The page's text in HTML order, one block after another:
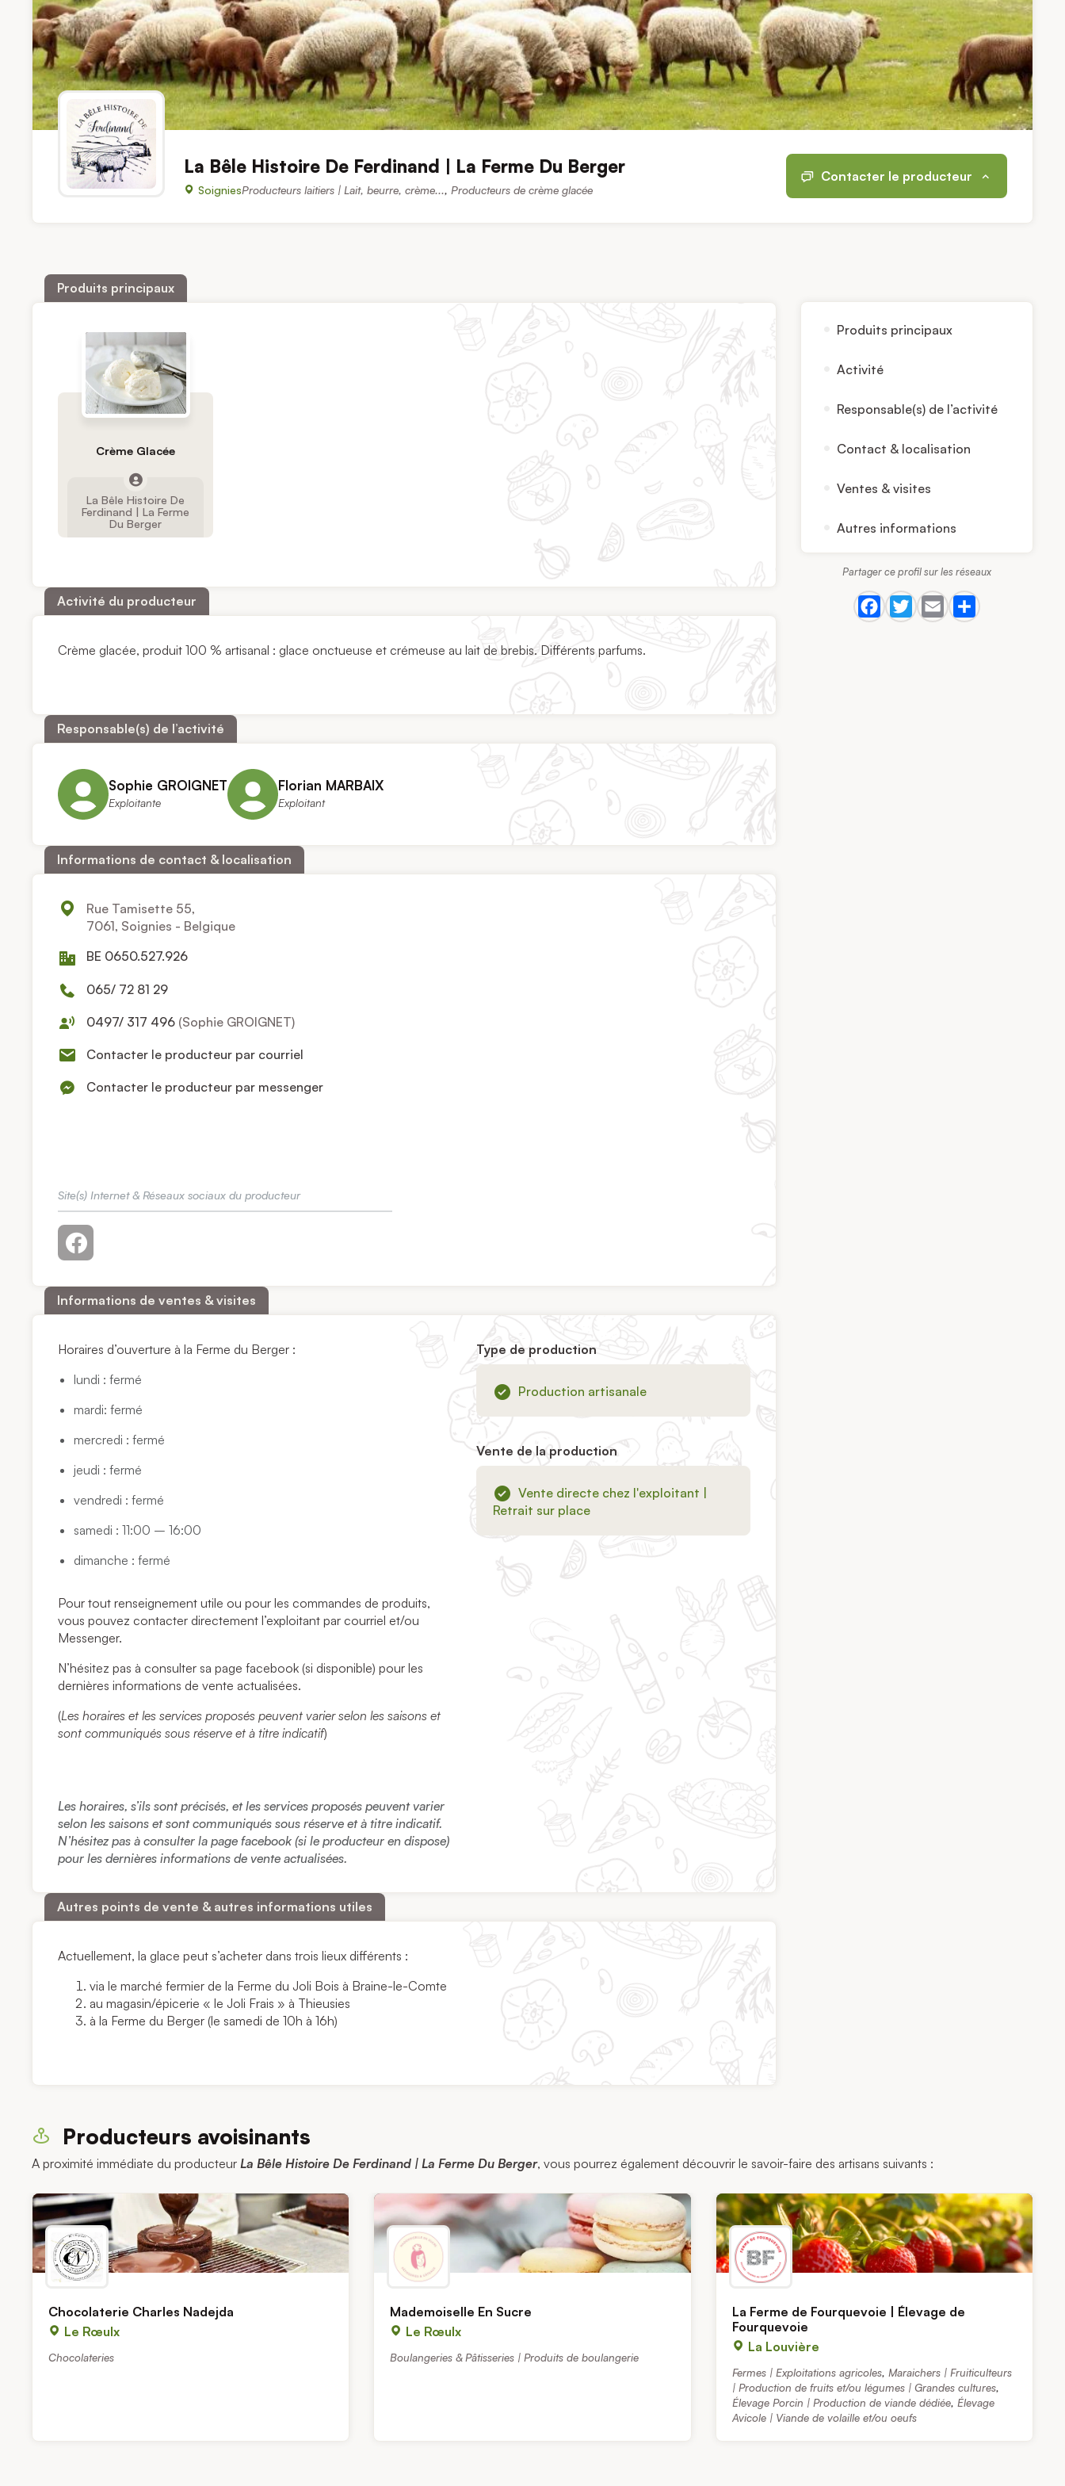
La Bêle Histoire De Ferdinand | La Ferme Du Berger
SoigniesProducteurs laitiers | Lait, beurre, crème..., Producteurs de crème glacée
Contacter le producteur
Produits principaux
Crème Glacée
La Bêle Histoire De
Ferdinand | La Ferme
Du Berger
Activité du producteur
Crème glacée, produit 100 % artisanal : glace onctueuse et crémeuse au lait de brebis. Différents parfums.
Responsable(s) de l’activité
Sophie GROIGNET
Exploitante
Florian MARBAIX
Exploitant
Informations de contact & localisation
Rue Tamisette 55,
7061, Soignies - Belgique
BE 0650.527.926
065/ 72 81 29
0497/ 317 496 (Sophie GROIGNET)
Contacter le producteur par courriel
Contacter le producteur par messenger
Site(s) Internet & Réseaux sociaux du producteur
Informations de ventes & visites
Horaires d’ouverture à la Ferme du Berger :
lundi : fermé
mardi: fermé
mercredi : fermé
jeudi : fermé
vendredi : fermé
samedi : 11:00 – 16:00
dimanche : fermé
Pour tout renseignement utile ou pour les commandes de produits,
vous pouvez contacter directement l’exploitant par courriel et/ou
Messenger.
N’hésitez pas à consulter sa page facebook (si disponible) pour les
dernières informations de vente actualisées.
(Les horaires et les services proposés peuvent varier selon les saisons et
sont communiqués sous réserve et à titre indicatif)
Les horaires, s’ils sont précisés, et les services proposés peuvent varier
selon les saisons et sont communiqués sous réserve et à titre indicatif.
N’hésitez pas à consulter la page facebook (si le producteur en dispose)
pour les dernières informations de vente actualisées.
Type de production
Production artisanale
Vente de la production
Vente directe chez l'exploitant |
Retrait sur place
Autres points de vente & autres informations utiles
Actuellement, la glace peut s’acheter dans trois lieux différents :
via le marché fermier de la Ferme du Joli Bois à Braine-le-Comte
au magasin/épicerie « le Joli Frais » à Thieusies
à la Ferme du Berger (le samedi de 10h à 16h)
Produits principaux
Activité
Responsable(s) de l’activité
Contact & localisation
Ventes & visites
Autres informations
Partager ce profil sur les réseaux
Producteurs avoisinants
A proximité immédiate du producteurLa Bêle Histoire De Ferdinand | La Ferme Du Berger, vous pourrez également découvrir le savoir-faire des artisans suivants :
Chocolaterie Charles Nadejda
Le Rœulx
Chocolateries
Mademoiselle En Sucre
Le Rœulx
Boulangeries & Pâtisseries | Produits de boulangerie
La Ferme de Fourquevoie | Élevage de
Fourquevoie
La Louvière
Fermes | Exploitations agricoles, Maraichers | Fruiticulteurs
| Production de fruits et/ou légumes | Grandes cultures,
Élevage Porcin | Production de viande dédiée, Élevage
Avicole | Viande de volaille et/ou oeufs